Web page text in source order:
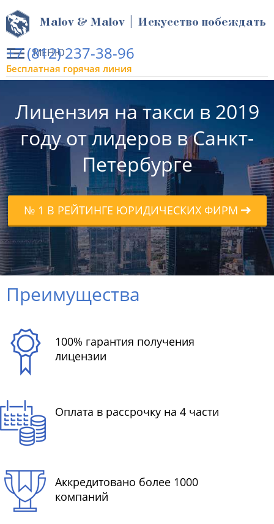
МЕНЮ
Malov & Malov | Искусство побеждать
+7 (812) 237-38-96
Бесплатная горячая линия
Лицензия на такси в 2019
году от лидеров в Санкт-
Петербурге
№ 1 В РЕЙТИНГЕ ЮРИДИЧЕСКИХ ФИРМ
Преимущества
100% гарантия получения
лицензии
Оплата в рассрочку на 4 части
Аккредитовано более 1000
компаний